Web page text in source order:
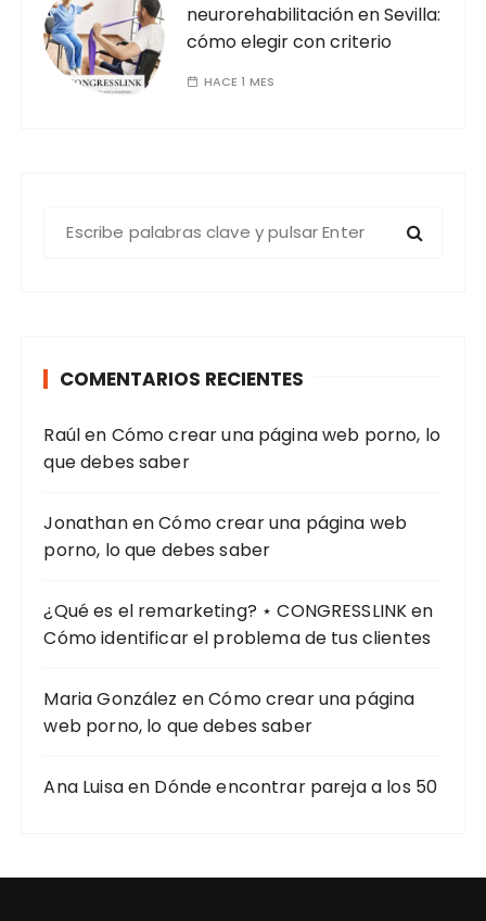
neurorehabilitación en Sevilla:
cómo elegir con criterio
HACE 1 MES
COMENTARIOS RECIENTES
Raúlen Cómo crear una página web porno, lo
que debes saber
JonathanenCómo crear una página web
porno, lo que debes saber
¿Qué es el remarketing? ⋆ CONGRESSLINKen
Cómo identificar el problema de tus clientes
Maria González enCómo crear una página
web porno, lo que debes saber
Ana Luisaen Dónde encontrar pareja a los 50